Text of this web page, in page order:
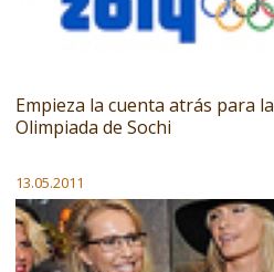
Empieza la cuenta atrás para la
Olimpiada de Sochi
13.05.2011